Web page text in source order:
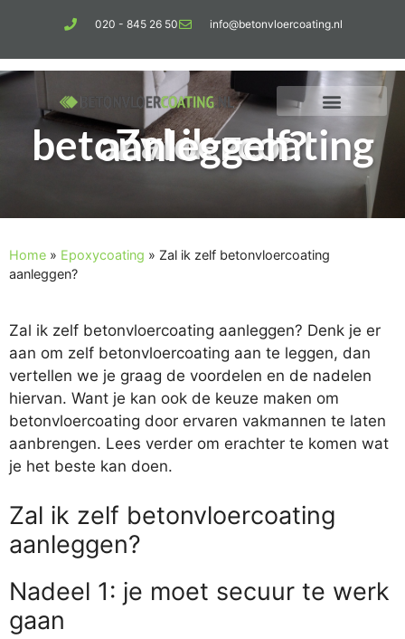
020 - 845 26 50 info@betonvloercoating.nl
Zal ik zelf betonvloercoating aanleggen?
Home » Epoxycoating » Zal ik zelf betonvloercoating
aanleggen?
Zal ik zelf betonvloercoating aanleggen? Denk je er
aan om zelf betonvloercoating aan te leggen, dan
vertellen we je graag de voordelen en de nadelen
hiervan. Want je kan ook de keuze maken om
betonvloercoating door ervaren vakmannen te laten
aanbrengen. Lees verder om erachter te komen wat
je het beste kan doen.
Zal ik zelf betonvloercoating
aanleggen?
Nadeel 1: je moet secuur te werk
gaan